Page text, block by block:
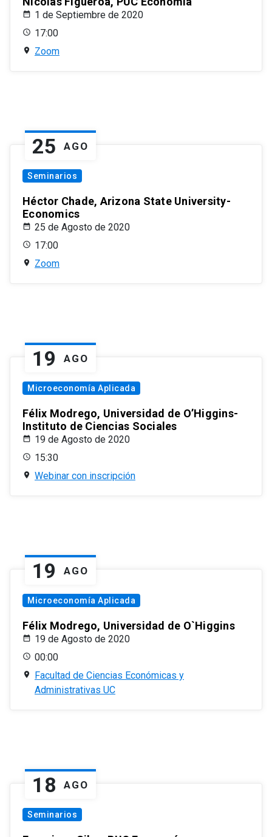
1 de Septiembre de 2020
17:00
Zoom
25 AGO
Seminarios
Héctor Chade, Arizona State University-
Economics
25 de Agosto de 2020
17:00
Zoom
19 AGO
Microeconomía Aplicada
Félix Modrego, Universidad de O’Higgins-
Instituto de Ciencias Sociales
19 de Agosto de 2020
15:30
Webinar con inscripción
19 AGO
Microeconomía Aplicada
Félix Modrego, Universidad de O`Higgins
19 de Agosto de 2020
00:00
Facultad de Ciencias Económicas y
Administrativas UC
18 AGO
Seminarios